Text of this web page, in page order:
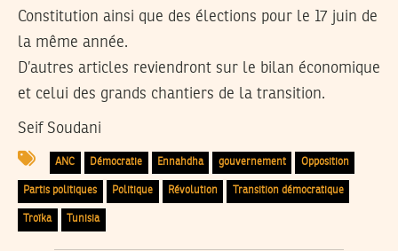
Constitution ainsi que des élections pour le 17 juin de
la même année.
D’autres articles reviendront sur le bilan économique
et celui des grands chantiers de la transition.
Seif Soudani
ANC Démocratie Ennahdha gouvernement Opposition
Partis politiques Politique Révolution Transition démocratique
Troïka Tunisia